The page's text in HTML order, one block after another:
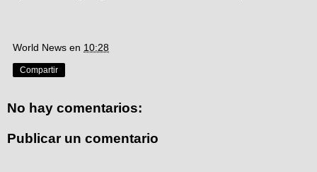
World News en 10:28
Compartir
No hay comentarios:
Publicar un comentario